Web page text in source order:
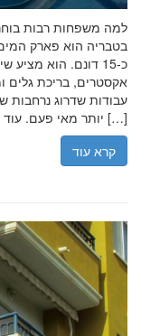
למה משפחות רבות
בטבריה הוא פארק
כ-15 דונם. הוא
עבודות שדרוג נרחבות
יותר מאי פעם. עוד […]
קרא עוד